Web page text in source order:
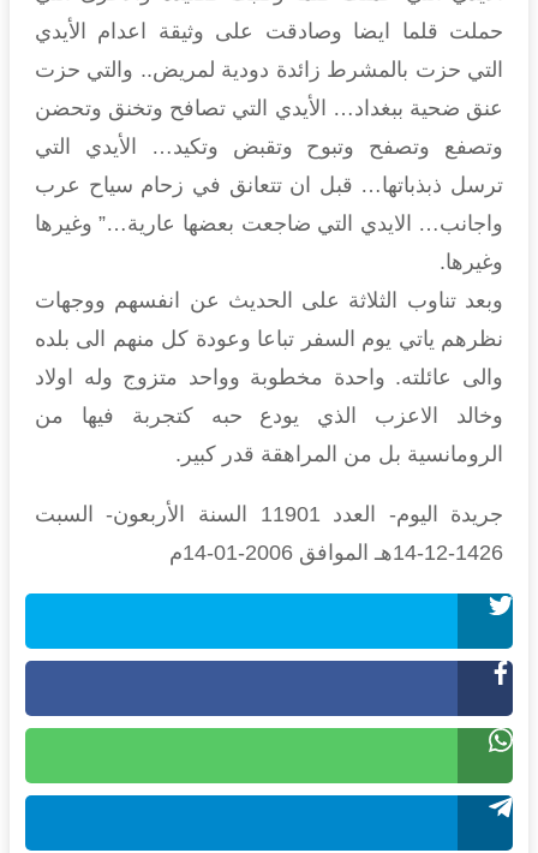
حملت قلما ايضا وصادقت على وثيقة اعدام الأيدي
التي حزت بالمشرط زائدة دودية لمريض.. والتي حزت
عنق ضحية ببغداد… الأيدي التي تصافح وتخنق وتحضن
وتصفع وتصفح وتبوح وتقبض وتكيد… الأيدي التي
ترسل ذبذباتها… قبل ان تتعانق في زحام سياح عرب
واجانب… الايدي التي ضاجعت بعضها عارية…” وغيرها
وغيرها.
وبعد تناوب الثلاثة على الحديث عن انفسهم ووجهات
نظرهم ياتي يوم السفر تباعا وعودة كل منهم الى بلده
والى عائلته. واحدة مخطوبة وواحد متزوج وله اولاد
وخالد الاعزب الذي يودع حبه كتجربة فيها من
الرومانسية بل من المراهقة قدر كبير.
جريدة اليوم- العدد 11901 السنة الأربعون- السبت
1426-12-14هـ الموافق 2006-01-14م